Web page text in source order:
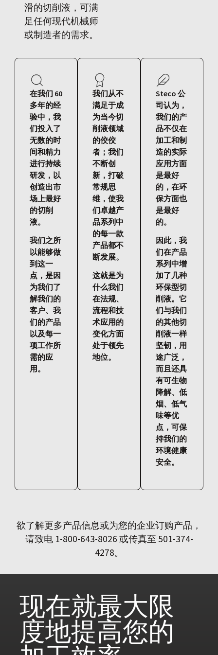
滑的切削液，可满
足任何现代机械师
或制造者的需求。
在我们 60
多年的经
验中，我
们投入了
无数的时
间和精力
进行持续
研发，以
创造出市
场上最好
的切削
液。
我们之所
以能够做
到这一
点，是因
为我们了
解我们的
客户、我
们的产品
以及每一
项工作所
需的应
用。
我们从不
满足于成
为当今切
削液领域
的佼佼
者；我们
不断创
新，打破
常规思
维，使我
们卓越产
品系列中
的每一款
产品都不
断发展。
这就是为
什么我们
在法规、
流程和技
术应用的
变化方面
处于领先
地位。
Steco 公
司认为，
我们的产
品不仅在
加工和制
造的实际
应用方面
是最好
的，在环
保方面也
是最好
的。
因此，我
们在产品
系列中增
加了几种
环保型切
削液。它
们与我们
的其他切
削液一样
坚韧，用
途广泛，
而且还具
有可生物
降解、低
烟、低气
味等优
点，可保
持我们的
环境健康
安全。
欲了解更多产品信息或为您的企业订购产品，
请致电 1-800-643-8026 或传真至 501-374-
4278。
现在就最大限
度地提高您的